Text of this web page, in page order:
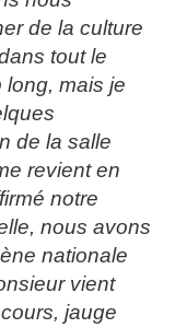
de la culture
tout le
long, mais je
de la salle
revient en
notre
nous avons
nationale
vient
jauge